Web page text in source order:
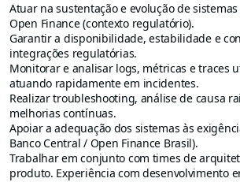
Atuar na sustentação e evolução de
Open Finance (contexto regulatório).
Garantir a disponibilidade, estabilidade e
integrações regulatórias.
Monitorar e analisar logs, métricas e traces
atuando rapidamente em incidentes.
Realizar troubleshooting, análise de causa
melhorias contínuas.
Apoiar a adequação dos sistemas às
Banco Central / Open Finance Brasil).
Trabalhar em conjunto com times de
produto. Experiência com desenvolvimento